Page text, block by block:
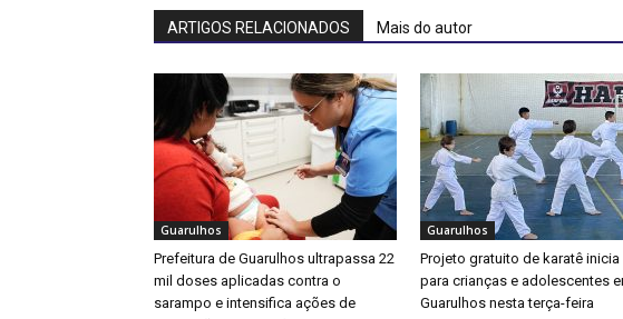
ARTIGOS RELACIONADOS Mais do autor
Guarulhos
Prefeitura de Guarulhos ultrapassa 22
mil doses aplicadas contra o
sarampo e intensifica ações de
Guarulhos
Projeto gratuito de karatê inicia
para crianças e adolescentes
Guarulhos nesta terça-feira